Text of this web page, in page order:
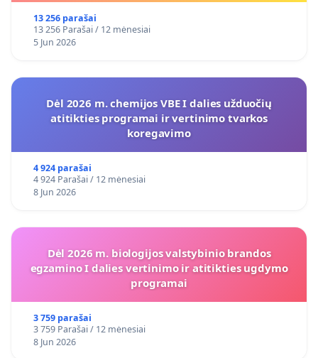
13 256 parašai
13 256 Parašai / 12 mėnesiai
5 Jun 2026
Dėl 2026 m. chemijos VBE I dalies užduočių
atitikties programai ir vertinimo tvarkos
koregavimo
4 924 parašai
4 924 Parašai / 12 mėnesiai
8 Jun 2026
Dėl 2026 m. biologijos valstybinio brandos
egzamino I dalies vertinimo ir atitikties ugdymo
programai
3 759 parašai
3 759 Parašai / 12 mėnesiai
8 Jun 2026